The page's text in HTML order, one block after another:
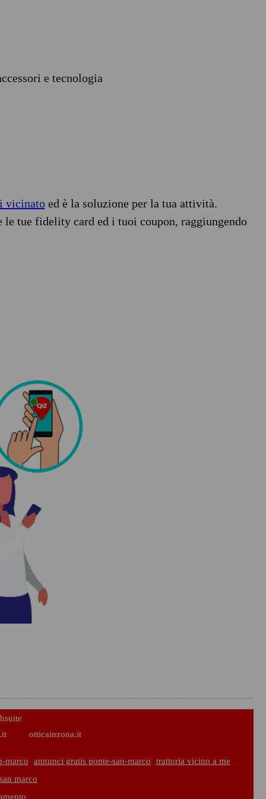
e tecnologia
vicinatoed è la soluzione per la tua attività.
tue fidelity card ed i tuoi coupon, raggiungendo
otticainzona.it
marco annunci gratis ponte-san-marco
trattoria vicino a me
marco